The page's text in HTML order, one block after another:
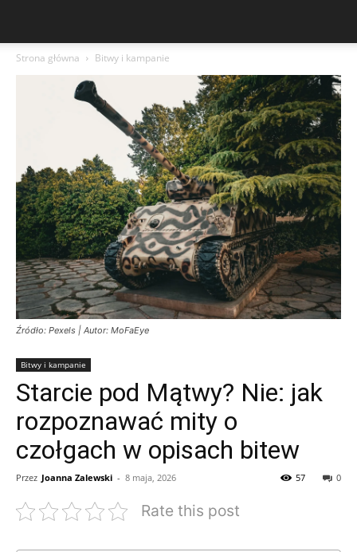
Strona główna Bitwy i kampanie
Źródło: Pexels | Autor: MoFaEye
Bitwy i kampanie
Starcie pod Mątwy? Nie: jak
rozpoznawać mity o
czołgach w opisach bitew
Przez Joanna Zalewski - 8 maja, 2026 0
57
Rate this post